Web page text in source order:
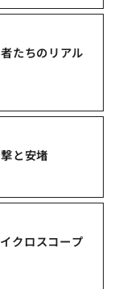
たちのリアル
と安堵
クロスコープ